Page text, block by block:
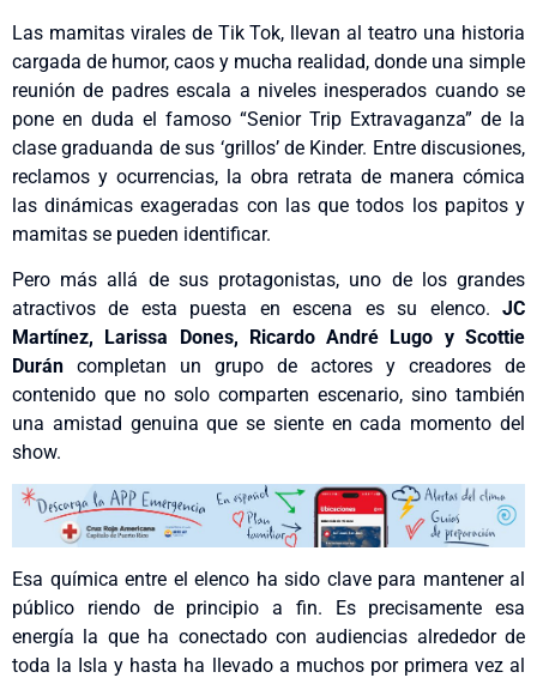
Las mamitas virales de Tik Tok, llevan al teatro una historia
cargada de humor, caos y mucha realidad, donde una simple
reunión de padres escala a niveles inesperados cuando se
pone en duda el famoso “Senior Trip Extravaganza” de la
clase graduanda de sus ‘grillos’ de Kinder. Entre discusiones,
reclamos y ocurrencias, la obra retrata de manera cómica
las dinámicas exageradas con las que todos los papitos y
mamitas se pueden identificar.
Pero más allá de sus protagonistas, uno de los grandes
atractivos de esta puesta en escena es su elenco. JC
Martínez, Larissa Dones, Ricardo André Lugo y Scottie
Durán completan un grupo de actores y creadores de
contenido que no solo comparten escenario, sino también
una amistad genuina que se siente en cada momento del
show.
Esa química entre el elenco ha sido clave para mantener al
público riendo de principio a fin. Es precisamente esa
energía la que ha conectado con audiencias alrededor de
toda la Isla y hasta ha llevado a muchos por primera vez al